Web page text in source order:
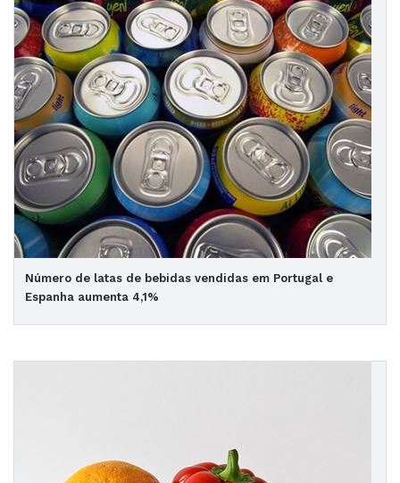
Número de latas de bebidas vendidas em Portugal e
Espanha aumenta 4,1%